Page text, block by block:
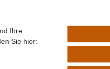
Sie bitte der Schaltfäche mit den
sich je nach Auswahl Ihres Lieferlandes.
Ihre
Sie hier: